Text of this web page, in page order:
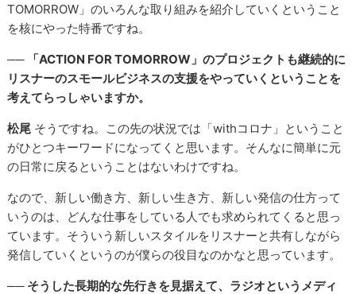
TOMORROW」のいろんな取り組みを紹介していくということ
を核にやった特番ですね。
── 「ACTION FOR TOMORROW」のプロジェクトも継続的に
リスナーのスモールビジネスの支援をやっていくということを
考えてらっしゃいますか。
松尾 そうですね。この先の状況では「withコロナ」ということ
がひとつキーワードになってくと思います。そんなに簡単に元
の日常に戻るということはないわけですね。
なので、新しい働き方、新しい生き方、新しい発信の仕方って
いうのは、どんな仕事をしている人でも求められてくると思っ
ています。そういう新しいスタイルをリスナーと共有しながら
発信していくというのが僕らの役目なのかなと思っています。
── そうした長期的な先行きを見据えて、ラジオというメディ